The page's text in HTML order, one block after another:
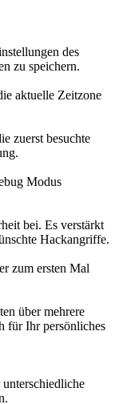
des
zu speichern.
aktuelle Zeitzone
zuerst besuchte
Modus
bei. Es verstärkt
Hackangriffe.
zum ersten Mal
über mehrere
für Ihr persönliches